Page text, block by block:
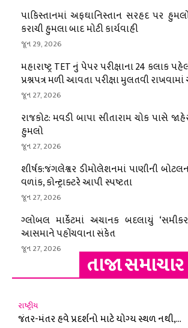
પાકિસ્તાનમાં અફઘાનિસ્તાન સરહદ પર
કરાચી હુમલા બાદ મોટી કાર્યવાહી
જૂન 29, 2026
મહારાષ્ટ્ર TET નું પેપર પરીક્ષાના 24 કલાક
પ્રશ્નપત્ર મળી આવતા પરીક્ષા મુલતવી
જૂન 27, 2026
રાજકોટ: મવડી બાપા સીતારામ ચોક પાસે
હુમલો
જૂન 27, 2026
શીર્ષક:જંગલેશ્વર ડીમોલેશનમાં પાણીની
વળાંક, કોન્ટ્રાક્ટરે આપી સ્પષ્ટતા
જૂન 27, 2026
ગ્લોબલ માર્કેટમાં અચાનક બદલાયું
આસમાને પહોંચવાના સંકેત
જૂન 27, 2026
તાજા સમાચાર
રાષ્ટ્રીય
જંતર-મંતર હવે પ્રદર્શનો માટે યોગ્ય સ્થળ નથી,...